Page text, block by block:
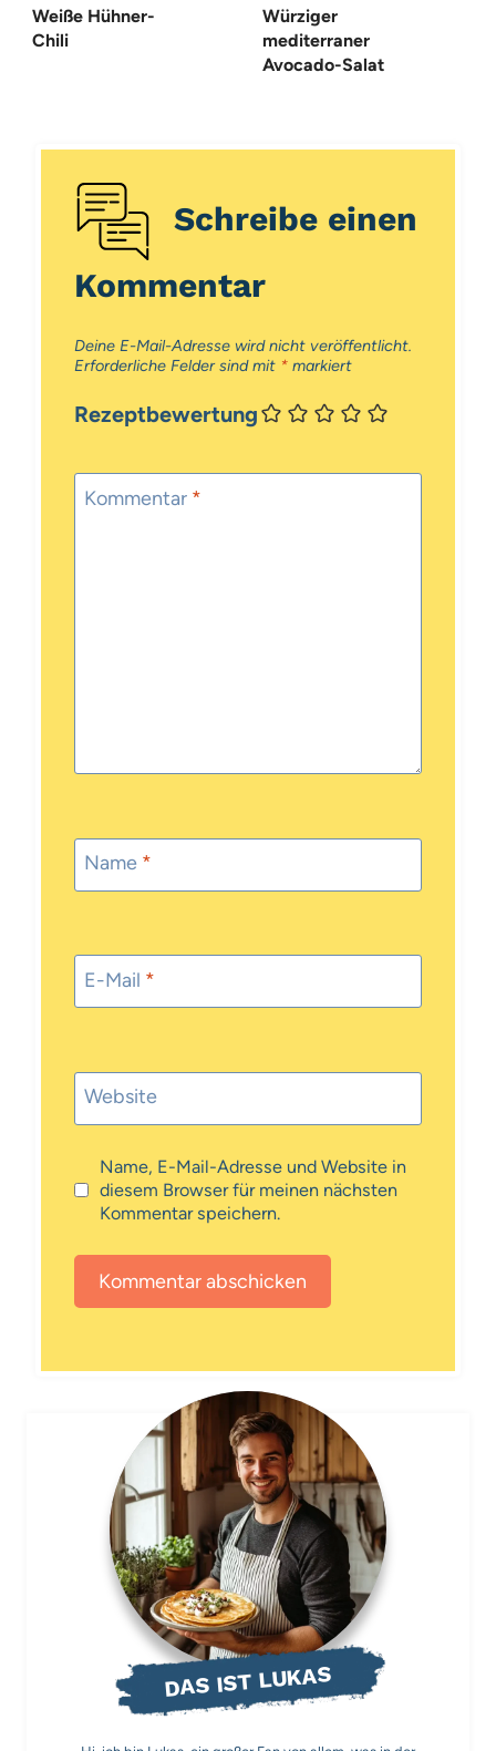
Weiße Hühner-
Chili
Würziger
mediterraner
Avocado-Salat
Schreibe einen
Kommentar
Deine E-Mail-Adresse wird nicht veröffentlicht.
Erforderliche Felder sind mit *markiert
Rezeptbewertung
Kommentar *
Name *
E-Mail *
Website
Name, E-Mail-Adresse und Website in
diesem Browser für meinen nächsten
Kommentar speichern.
DAS IST LUKAS